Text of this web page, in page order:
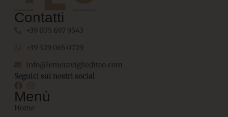
Contatti
+39 075 697 9543
+39 329 065 0729
info@lemeravigliediteo.com
Seguici sui nostri social
Menù
Home